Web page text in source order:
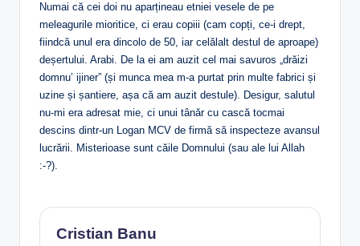
Numai că cei doi nu aparțineau etniei vesele de pe
meleagurile mioritice, ci erau copiii (cam copți, ce-i drept,
fiindcă unul era dincolo de 50, iar celălalt destul de aproape)
deșertului. Arabi. De la ei am auzit cel mai savuros „drăizi
domnu’ ijiner” (și munca mea m-a purtat prin multe fabrici și
uzine și șantiere, așa că am auzit destule). Desigur, salutul
nu-mi era adresat mie, ci unui tânăr cu cască tocmai
descins dintr-un Logan MCV de firmă să inspecteze avansul
lucrării. Misterioase sunt căile Domnului (sau ale lui Allah
:-?).
Cristian Banu